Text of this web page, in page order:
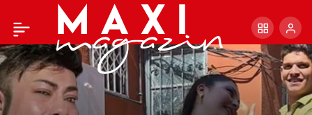
Nesrin Cavadzade,
botoks eleştirilerine
yanıt verdi: Fresh
Paylaş